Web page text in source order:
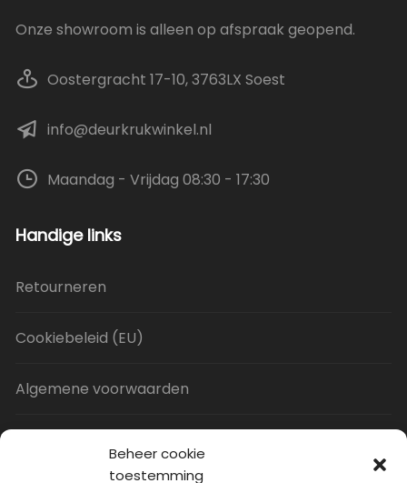
Beheer cookie
toestemming
Onze showroom is alleen op afspraak geopend.
Oostergracht 17-10, 3763LX Soest
info@deurkrukwinkel.nl
Maandag - Vrijdag 08:30 - 17:30
Handige links
Retourneren
Cookiebeleid (EU)
Algemene voorwaarden